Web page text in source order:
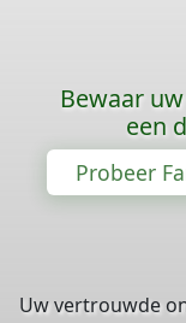
Bewaar
een
Probeer
Uw vertrouwde